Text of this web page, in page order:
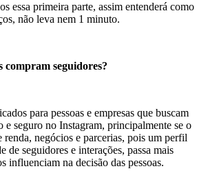
essa primeira parte, assim entenderá como
não leva nem 1 minuto.
compram seguidores?
para pessoas e empresas que buscam
e seguro no Instagram, principalmente se o
negócios e parcerias, pois um perfil
de seguidores e interações, passa mais
influenciam na decisão das pessoas.